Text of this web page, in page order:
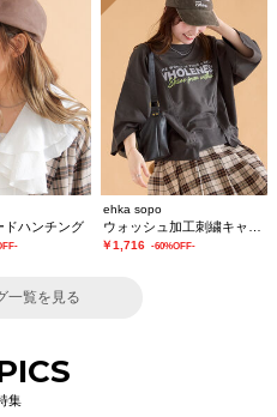
ドハンチング
ehka sopo
￥1,716 -60%OFF-
一覧を見る
集